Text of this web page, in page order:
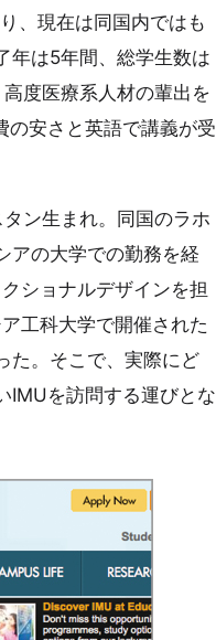
、現在は同国内ではも
年は5年間、総学生数は
度医療系人材の輩出を
の安さと英語で講義が受
ン生まれ。同国のラホ
アの大学での勤務を経
ショナルデザインを担
工科大学で開催された
た。そこで、実際にど
IMUを訪問する運びとな